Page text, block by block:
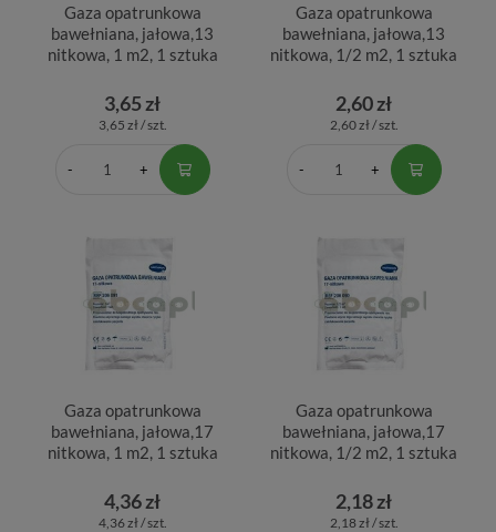
Gaza opatrunkowa
bawełniana, jałowa,13
nitkowa, 1 m2, 1 sztuka
3,65 zł
3,65 zł / szt.
Gaza opatrunkowa
bawełniana, jałowa,13
nitkowa, 1/2 m2, 1 sztuka
2,60 zł
2,60 zł / szt.
Gaza opatrunkowa
bawełniana, jałowa,17
nitkowa, 1 m2, 1 sztuka
4,36 zł
4,36 zł / szt.
Gaza opatrunkowa
bawełniana, jałowa,17
nitkowa, 1/2 m2, 1 sztuka
2,18 zł
2,18 zł / szt.